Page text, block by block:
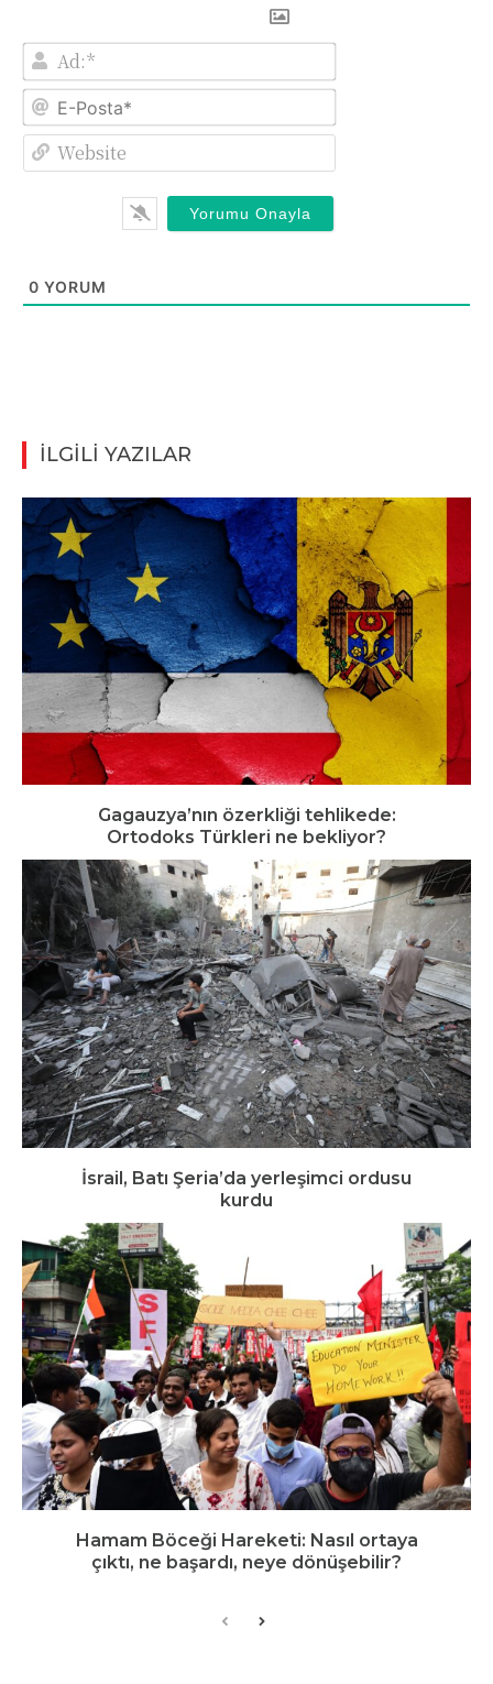
Ad:*
E-
0 YORUM
İLGİLİ YAZILAR
Gagauzya’nın özerkliği tehlikede:
Ortodoks Türkleri ne bekliyor?
İsrail, Batı Şeria’da yerleşimci ordusu
kurdu
Hamam Böceği Hareketi: Nasıl ortaya
çıktı, ne başardı, neye dönüşebilir?